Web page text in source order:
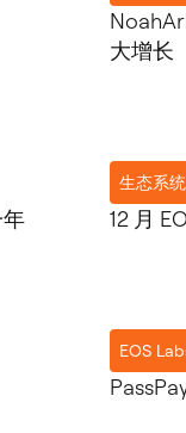
大增长
生态系统
12 月
EOS